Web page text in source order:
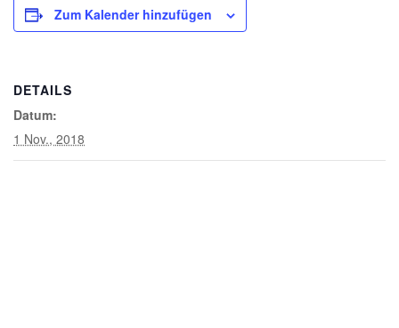
Zum Kalender hinzufügen
DETAILS
Datum:
1 Nov., 2018